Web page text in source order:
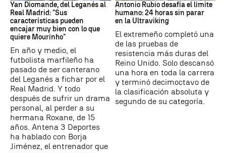
Yan Diomande, del Leganés al
Real Madrid: "Sus
características pueden
encajar muy bien con lo que
quiere Mourinho"
En año y medio, el
futbolista marfileño ha
pasado de ser canterano
del Leganés a fichar por el
Real Madrid. Y todo
después de sufrir un drama
personal, al perder a su
hermana Roxane, de 15
años. Antena 3 Deportes
ha hablado con Borja
Jiménez, el entrenador que
Antonio Rubio desafía el límite
humano: 24 horas sin parar
en la Ultraviking
El extremeño completó una
de las pruebas de
resistencia más duras del
Reino Unido. Solo descansó
una hora en toda la carrera
y terminó decimoctavo de
la clasificación absoluta y
segundo de su categoría.